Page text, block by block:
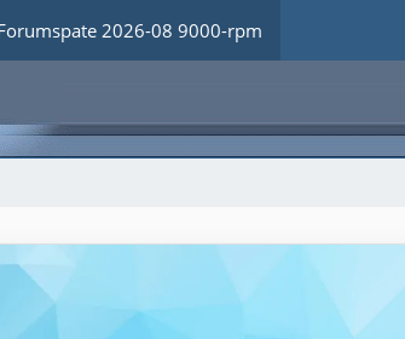
2026-08 9000-rpm